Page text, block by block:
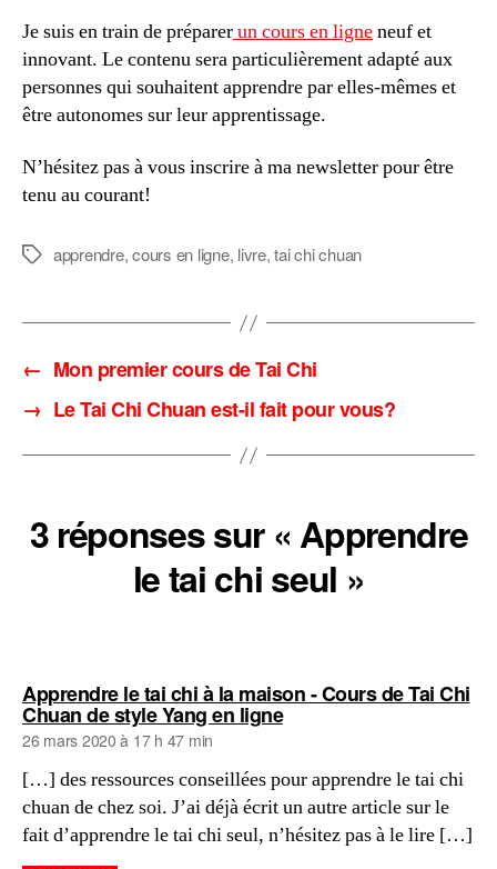
Je suis en train de préparerun cours en ligneneuf et
innovant. Le contenu sera particulièrement adapté aux
personnes qui souhaitent apprendre par elles-mêmes et
être autonomes sur leur apprentissage.
N’hésitez pas à vous inscrire à ma newsletter pour être
tenu au courant!
Étiquettes
apprendre,cours en ligne, livre,tai chi chuan
← Mon premier cours de Tai Chi
→ Le Tai Chi Chuan est-il fait pour vous?
3 réponses sur « Apprendre
le tai chi seul »
Apprendre le tai chi à la maison - Cours de Tai Chi
Chuan de style Yang en lignedit :
26 mars 2020 à 17 h 47 min
[…] des ressources conseillées pour apprendre le tai chi
chuan de chez soi. J’ai déjà écrit un autre article sur le
fait d’apprendre le tai chi seul, n’hésitez pas à le lire […]